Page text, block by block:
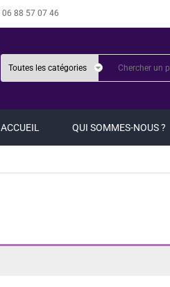
06 88 57 07 46
ACCUEIL QUI SOMMES-NOUS ?